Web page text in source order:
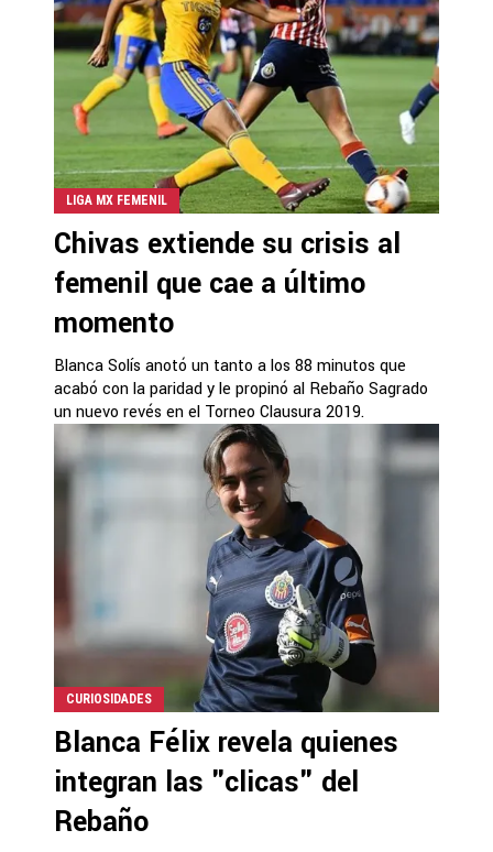
LIGA MX FEMENIL
Chivas extiende su crisis al
femenil que cae a último
momento
Blanca Solís anotó un tanto a los 88 minutos que
acabó con la paridad y le propinó al Rebaño Sagrado
un nuevo revés en el Torneo Clausura 2019.
CURIOSIDADES
Blanca Félix revela quienes
integran las "clicas" del
Rebaño